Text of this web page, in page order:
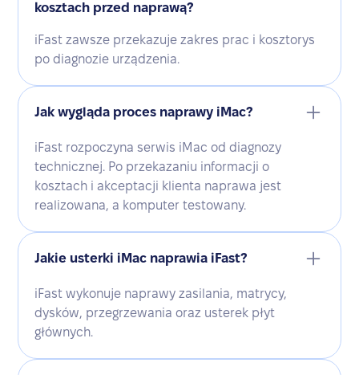
kosztach przed naprawą?
iFast zawsze przekazuje zakres prac i kosztorys
po diagnozie urządzenia.
Jak wygląda proces naprawy iMac?
iFast rozpoczyna serwis iMac od diagnozy
technicznej. Po przekazaniu informacji o
kosztach i akceptacji klienta naprawa jest
realizowana, a komputer testowany.
Jakie usterki iMac naprawia iFast?
iFast wykonuje naprawy zasilania, matrycy,
dysków, przegrzewania oraz usterek płyt
głównych.